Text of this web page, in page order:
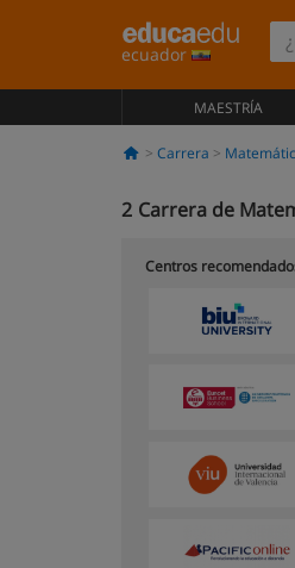
ecuador
MAESTRÍA
Carrera
2 Carrera de
Centros